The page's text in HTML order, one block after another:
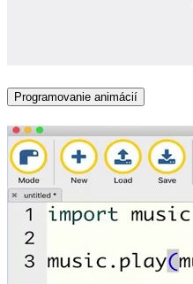
Programovanie animácií